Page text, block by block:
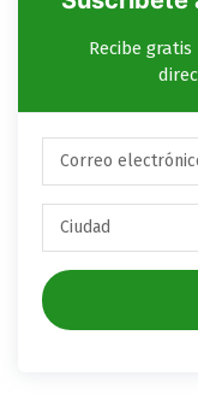
Recibe